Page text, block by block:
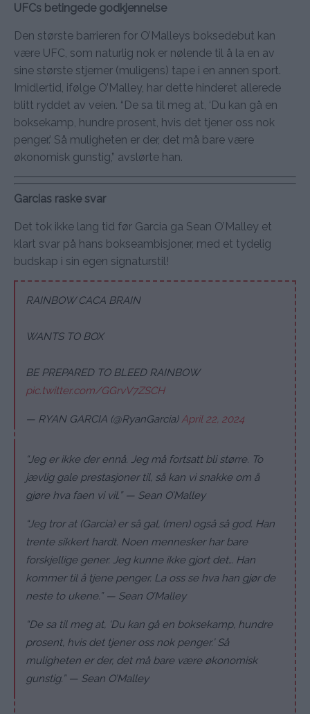
UFCs betingede godkjennelse
Den største barrieren for O’Malleys boksedebut kan
være UFC, som naturlig nok er nølende til å la en av
sine største stjerner (muligens) tape i en annen sport.
Imidlertid, ifølge O’Malley, har dette hinderet allerede
blitt ryddet av veien. “De sa til meg at, ‘Du kan gå en
boksekamp, hundre prosent, hvis det tjener oss nok
penger.’ Så muligheten er der, det må bare være
økonomisk gunstig,” avslørte han.
Garcias raske svar
Det tok ikke lang tid før Garcia ga Sean O’Malley et
klart svar på hans bokseambisjoner, med et tydelig
budskap i sin egen signaturstil!
RAINBOW CACA BRAIN
WANTS TO BOX
BE PREPARED TO BLEED RAINBOW
pic.twitter.com/GGrvV7ZSCH
— RYAN GARCIA (@RyanGarcia)April 22, 2024
“Jeg er ikke der ennå. Jeg må fortsatt bli større. To
jævlig gale prestasjoner til, så kan vi snakke om å
gjøre hva faen vi vil.” — Sean O’Malley
“Jeg tror at (Garcia) er så gal, (men) også så god. Han
trente sikkert hardt. Noen mennesker har bare
forskjellige gener. Jeg kunne ikke gjort det… Han
kommer til å tjene penger. La oss se hva han gjør de
neste to ukene.” — Sean O’Malley
“De sa til meg at, ‘Du kan gå en boksekamp, hundre
prosent, hvis det tjener oss nok penger.’ Så
muligheten er der, det må bare være økonomisk
gunstig.” — Sean O’Malley